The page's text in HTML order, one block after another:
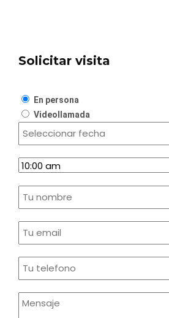
Solicitar visita
En persona
Videollamada